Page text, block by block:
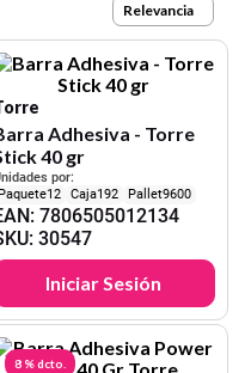
Relevancia
Adhesiva - Torre
40 gr
por:
12
192 9600
: 7806505012134
: 30547
Iniciar Sesión
8 %dcto.